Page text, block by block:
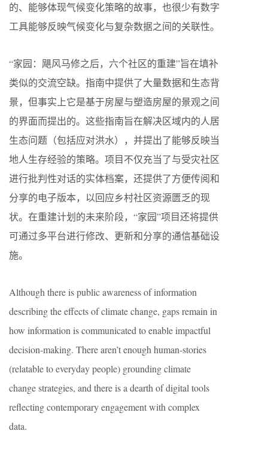
的、能够体现气候变化策略的故事，也很少有数字
工具能够反映气候变化与复杂数据之间的关联性。
“家园：飓风马修之后，六个社区的重建”旨在填补
类似的交流空缺。指南中提供了大量数据和生态背
景，但事实上它是基于房屋与塑造房屋的景观之间
的界面而提出的。这些指南旨在解决区域内的人居
生态问题（包括应对洪水），并提出了能够反映当
地人生存经验的策略。项目不仅充当了与受灾社区
进行批判性对话的实体档案，还提供了方便传阅和
分享的电子版本，以回应乡村社区资源匮乏的现
状。在重建计划的未来阶段，“家园”项目还将提供
可通过多平台进行修改、更新和分享的通信基础设
施。
Although there is public awareness of information
describing the effects of climate change, gaps remain in
how information is communicated to enable impactful
decision-making. There aren’t enough human-stories
(relatable to everyday people) grounding climate
change strategies, and there is a dearth of digital tools
reflecting contemporary engagement with complex
data.